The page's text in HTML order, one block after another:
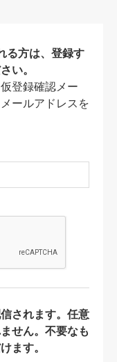
る方は、登録す
い。
登録確認メー
ールアドレスを
されます。任意
せん。不要なも
ます。